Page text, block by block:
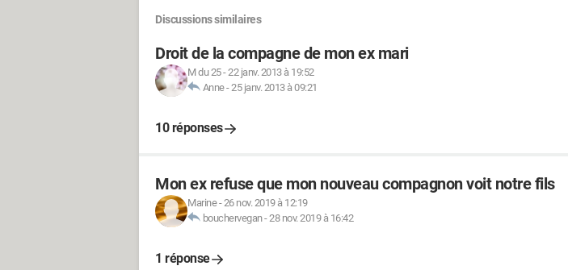
Discussions similaires
Droit de la compagne de mon ex mari
M du 25-22 janv. 2013 à 19:52
Anne-25 janv. 2013 à 09:21
10 réponses
Mon ex refuse que mon nouveau compagnon voit notre fils
Marine-26 nov. 2019 à 12:19
bouchervegan-28 nov. 2019 à 16:42
1 réponse